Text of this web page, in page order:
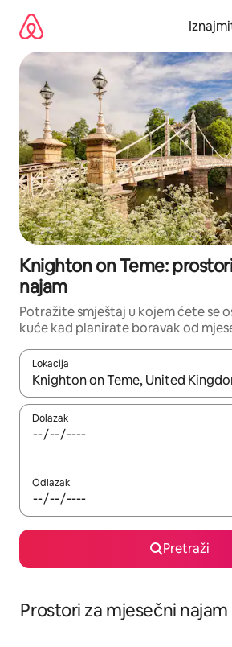
sadržaj
Knighton on Teme:
najam
Potražite smještaj u kojem ćete se
kuće kad planirate boravak od
Lokacija
Kada budu dostupni rezultati, moći
Dolazak
Odlazak
Pretraži
Prostori za mjesečni